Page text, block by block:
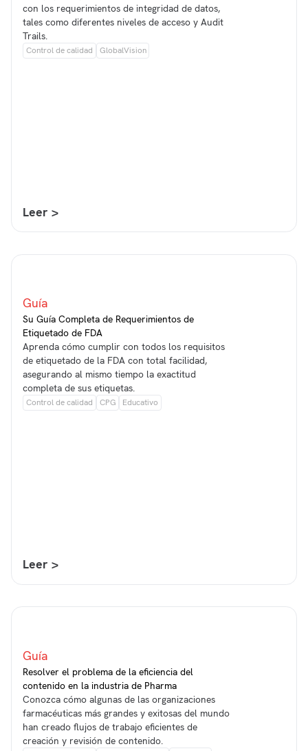
con los requerimientos de integridad de datos,
tales como diferentes niveles de acceso y Audit
Trails.
Control de calidad GlobalVision
Leer >
Guía
Su Guía Completa de Requerimientos de
Etiquetado de FDA
Aprenda cómo cumplir con todos los requisitos
de etiquetado de la FDA con total facilidad,
asegurando al mismo tiempo la exactitud
completa de sus etiquetas.
Control de calidad CPG Educativo
Leer >
Guía
Resolver el problema de la eficiencia del
contenido en la industria de Pharma
Conozca cómo algunas de las organizaciones
farmacéuticas más grandes y exitosas del mundo
han creado flujos de trabajo eficientes de
creación y revisión de contenido.